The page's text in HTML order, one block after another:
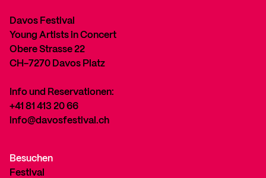
Davos Festival
Young Artists in Concert
Obere Strasse 22
CH-7270 Davos Platz
Info und Reservationen:
+41 81 413 20 66
info@davosfestival.ch
Besuchen
Festival